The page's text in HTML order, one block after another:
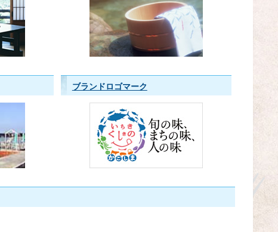
ブランドロゴマーク